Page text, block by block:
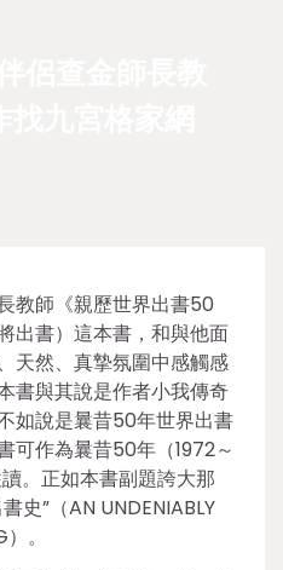
教師《親歷世界出書50
出書）這本書，和與他面
天然、真摯氛圍中感觸感
書與其說是作者小我傳奇
如說是曩昔50年世界出書
可作為曩昔50年（1972～
。正如本書副題誇大那
史”（AN UNDENIABLY
。